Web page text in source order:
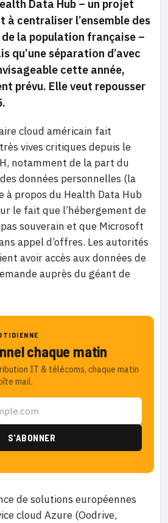
Data Hub – un projet
à centraliser l’ensemble des
la population française –
qu’une séparation d’avec
cette année,
prévu. Elle veut repousser
cloud américain fait
vives critiques depuis le
notamment de la part du
données personnelles (la
à propos du Health Data Hub
le fait que l’hébergement de
souverain et que Microsoft
appel d’offres. Les autorités
avoir accès aux données de
auprès du géant de
chaque matin
IT & télécoms, chaque matin
mail.
de solutions européennes
cloud Azure (Oodrive,